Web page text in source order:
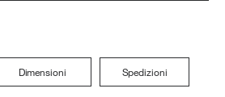
Dimensioni Spedizioni